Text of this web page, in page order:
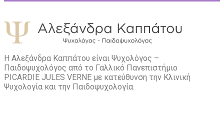
Η Αλεξάνδρα Καππάτου είναι Ψυχολόγος –
Παιδοψυχολόγος από το Γαλλικό Πανεπιστήμιο
PICARDIE JULES VERNE με κατεύθυνση την Kλινική
Ψυχολογία και την Παιδοψυχολογία.